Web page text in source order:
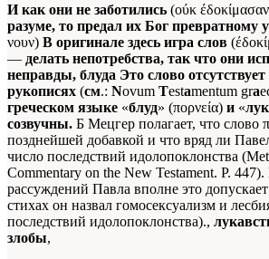
И как они не заботились (ούκ
разуме, то предал их Бог превратному
νουν) В оригинале здесь игра слов
— делать непотребства, так что они
неправды, блуда Это слово
рукописях (см.: Novum Testamentum gra
греческом языке «блуд» (πορνεία) и «
созвучны. Б Мецгер полагает, что слово
позднейшей добавкой и что вряд ли
число последствий идолопоклонства
Commentary on the New Testament. P.
рассуждений Павла вполне это
стихах он назвал гомосексуализм и
последствий идолопоклонства).,
злобы,